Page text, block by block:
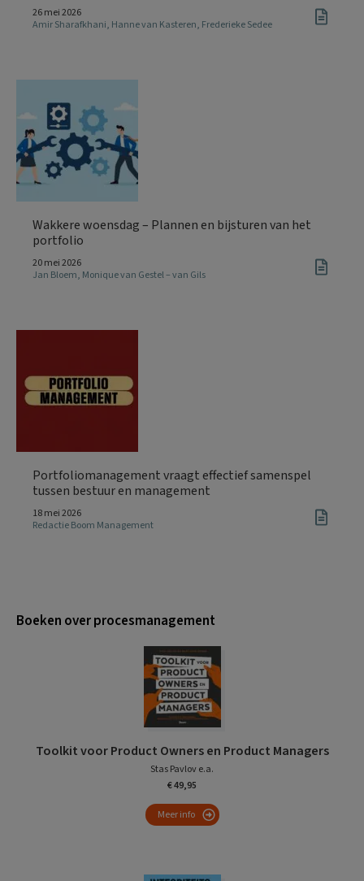
26 mei 2026
Amir Sharafkhani, Hanne van Kasteren, Frederieke Sedee
Wakkere woensdag – Plannen en bijsturen van het
portfolio
20 mei 2026
Jan Bloem, Monique van Gestel – van Gils
Portfoliomanagement vraagt effectief samenspel
tussen bestuur en management
18 mei 2026
Redactie Boom Management
Boeken over procesmanagement
Toolkit voor Product Owners en Product Managers
Stas Pavlov e.a.
€ 49,95
Meer info